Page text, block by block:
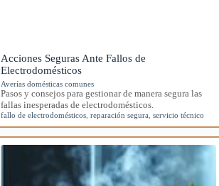
Acciones Seguras Ante Fallos de
Electrodomésticos
Averías domésticas comunes
Pasos y consejos para gestionar de manera segura las
fallas inesperadas de electrodomésticos.
fallo de electrodomésticos ,reparación segura ,servicio técnico